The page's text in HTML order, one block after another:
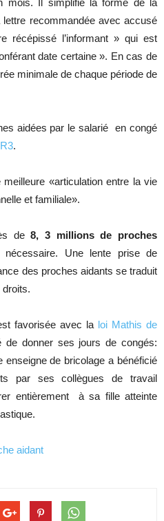
mois. Il simplifie la forme de la
recommandée avec accusé
récépissé l’informant » qui est
date certaine ». En cas de
minimale de chaque période de
aidées par le salarié en congé
.
meilleure «articulation entre la vie
et familiale».
de8, 3 millions de proches
Une lente prise de
des proches aidants se traduit
droits.
favorisée avec la loi Mathis de
de donner ses jours de congés:
enseigne de bricolage a bénéficié
par ses collègues de travail
entièrement à sa fille atteinte
aidant